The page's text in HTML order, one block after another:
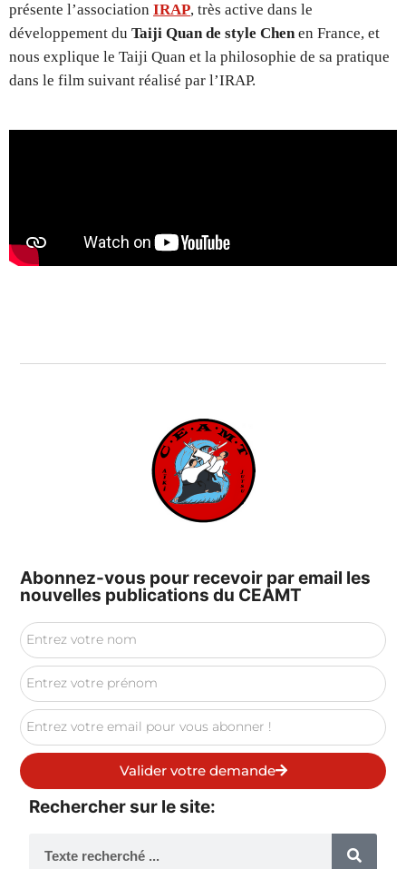
présente l’association IRAP, très active dans le
développement du Taiji Quan de style Chenen France, et
nous explique le Taiji Quan et la philosophie de sa pratique
dans le film suivant réalisé par l’IRAP.
Abonnez-vous pour recevoir par email les
nouvelles publications du CEAMT
Valider votre demande
Rechercher sur le site: